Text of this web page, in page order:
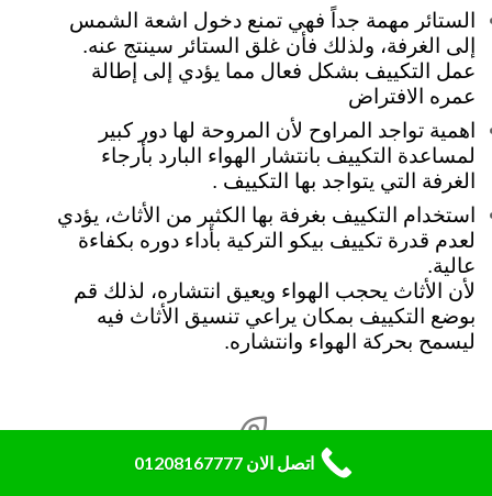
الستائر مهمة جداً فهي تمنع دخول اشعة الشمس
إلى الغرفة، ولذلك فأن غلق الستائر سينتج عنه.
عمل التكييف بشكل فعال مما يؤدي إلى إطالة
عمره الافتراض
اهمية تواجد المراوح لأن المروحة لها دور كبير
لمساعدة التكييف بانتشار الهواء البارد بأرجاء
الغرفة التي يتواجد بها التكييف .
استخدام التكييف بغرفة بها الكثير من الأثاث، يؤدي
لعدم قدرة تكييف بيكو التركية بأداء دوره بكفاءة
عالية.
لأن الأثاث يحجب الهواء ويعيق انتشاره، لذلك قم
بوضع التكييف بمكان يراعي تنسيق الأثاث فيه
ليسمح بحركة الهواء وانتشاره.

اتصل الان 01208167777